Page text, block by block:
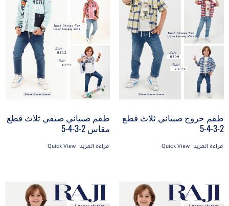
طقم خروج صبياني ثلاث قطع
2-3-4-5
قراءة المزيد Quick View
طقم صبياني صيفي ثلاث قطع
مقاس 2-3-4-5
قراءة المزيد Quick View